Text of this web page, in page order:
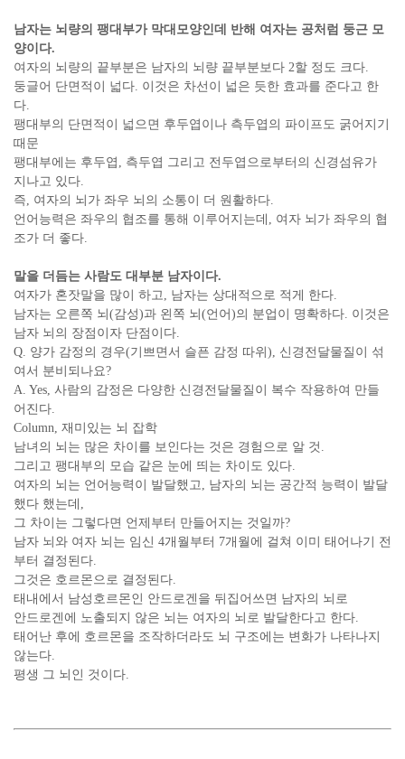
남자는 뇌량의 팽대부가 막대모양인데 반해 여자는 공처럼 둥근 모
양이다.
여자의 뇌량의 끝부분은 남자의 뇌량 끝부분보다 2할 정도 크다.
둥글어 단면적이 넓다. 이것은 차선이 넓은 듯한 효과를 준다고 한
다.
팽대부의 단면적이 넓으면 후두엽이나 측두엽의 파이프도 굵어지기
때문
팽대부에는 후두엽, 측두엽 그리고 전두엽으로부터의 신경섬유가
지나고 있다.
즉, 여자의 뇌가 좌우 뇌의 소통이 더 원활하다.
언어능력은 좌우의 협조를 통해 이루어지는데, 여자 뇌가 좌우의 협
조가 더 좋다.
말을 더듬는 사람도 대부분 남자이다.
여자가 혼잣말을 많이 하고, 남자는 상대적으로 적게 한다.
남자는 오른쪽 뇌(감성)과 왼쪽 뇌(언어)의 분업이 명확하다. 이것은
남자 뇌의 장점이자 단점이다.
Q. 양가 감정의 경우(기쁘면서 슬픈 감정 따위), 신경전달물질이 섞
여서 분비되나요?
A. Yes, 사람의 감정은 다양한 신경전달물질이 복수 작용하여 만들
어진다.
Column, 재미있는 뇌 잡학
남녀의 뇌는 많은 차이를 보인다는 것은 경험으로 알 것.
그리고 팽대부의 모습 같은 눈에 띄는 차이도 있다.
여자의 뇌는 언어능력이 발달했고, 남자의 뇌는 공간적 능력이 발달
했다 했는데,
그 차이는 그렇다면 언제부터 만들어지는 것일까?
남자 뇌와 여자 뇌는 임신 4개월부터 7개월에 걸쳐 이미 태어나기 전
부터 결정된다.
그것은 호르몬으로 결정된다.
태내에서 남성호르몬인 안드로겐을 뒤집어쓰면 남자의 뇌로
안드로겐에 노출되지 않은 뇌는 여자의 뇌로 발달한다고 한다.
태어난 후에 호르몬을 조작하더라도 뇌 구조에는 변화가 나타나지
않는다.
평생 그 뇌인 것이다.